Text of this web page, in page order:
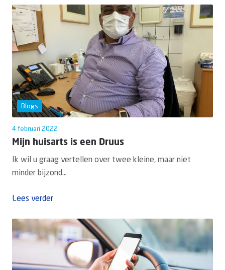
Blogs
4 februari 2022
Mijn huisarts is een Druus
Ik wil u graag vertellen over twee kleine, maar niet
minder bijzond...
Lees verder